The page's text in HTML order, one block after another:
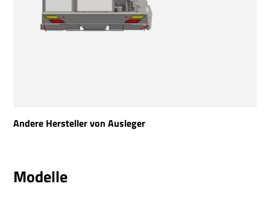
Andere Hersteller von Ausleger
Modelle